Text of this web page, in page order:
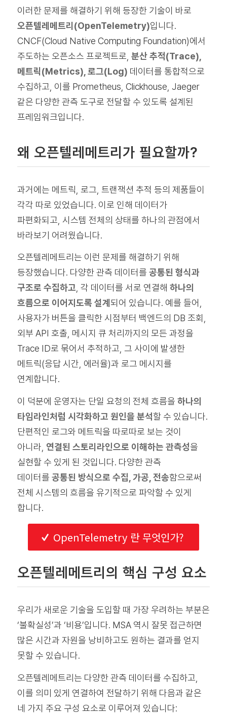
이러한 문제를 해결하기 위해 등장한 기술이 바로
오픈텔레메트리(OpenTelemetry)입니다.
CNCF(Cloud Native Computing Foundation)에서
주도하는 오픈소스 프로젝트로, 분산 추적(Trace),
메트릭(Metrics), 로그(Log) 데이터를 통합적으로
수집하고, 이를 Prometheus, Clickhouse, Jaeger
같은 다양한 관측 도구로 전달할 수 있도록 설계된
프레임워크입니다.
왜 오픈텔레메트리가 필요할까?
과거에는 메트릭, 로그, 트랜잭션 추적 등의 제품들이
각각 따로 있었습니다. 이로 인해 데이터가
파편화되고, 시스템 전체의 상태를 하나의 관점에서
바라보기 어려웠습니다.
오픈텔레메트리는 이런 문제를 해결하기 위해
등장했습니다. 다양한 관측 데이터를 공통된 형식과
구조로 수집하고 , 각 데이터를 서로 연결해 하나의
흐름으로 이어지도록 설계 되어 있습니다. 예를 들어,
사용자가 버튼을 클릭한 시점부터 백엔드의 DB 조회,
외부 API 호출, 메시지 큐 처리까지의 모든 과정을
Trace ID로 묶어서 추적하고, 그 사이에 발생한
메트릭(응답 시간, 에러율)과 로그 메시지를
연계합니다.
이 덕분에 운영자는 단일 요청의 전체 흐름을 하나의
타임라인처럼 시각화하고 원인을 분석할 수 있습니다.
단편적인 로그와 메트릭을 따로따로 보는 것이
아니라, 연결된 스토리라인으로 이해하는 관측성을
실현할 수 있게 된 것입니다. 다양한 관측
데이터를 공통된 방식으로 수집, 가공, 전송함으로써
전체 시스템의 흐름을 유기적으로 파악할 수 있게
합니다.
OpenTelemetry 란 무엇인가?
오픈텔레메트리의 핵심 구성 요소
우리가 새로운 기술을 도입할 때 가장 우려하는 부분은
‘불확실성’과 ‘비용’입니다. MSA 역시 잘못 접근하면
많은 시간과 자원을 낭비하고도 원하는 결과를 얻지
못할 수 있습니다.
오픈텔레메트리는 다양한 관측 데이터를 수집하고,
이를 의미 있게 연결하여 전달하기 위해 다음과 같은
네 가지 주요 구성 요소로 이루어져 있습니다: